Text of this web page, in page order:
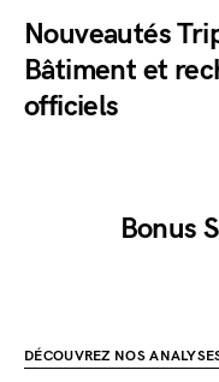
Nouveautés
Bâtiment et
officiels
Bonus
DÉCOUVREZ NOS